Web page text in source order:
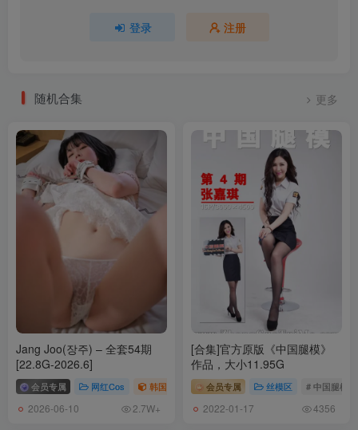
登录 注册
随机合集 更多
Jang Joo(장주) – 全套54期
[22.8G-2026.6]
会员专属 网红Cos 韩国（korea） # ARTGRAVIA # Jang Joo
2026-06-10 2.7W+
[合集]官方原版《中国腿模》
作品，大小11.95G
会员专属 丝模区 # 中国腿模
2022-01-17 4356